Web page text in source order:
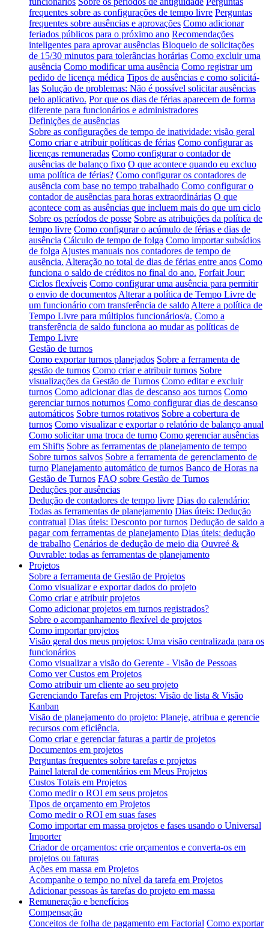
frequentes sobre as configurações de tempo livre Perguntas
frequentes sobre ausências e aprovações Como adicionar
feriados públicos para o próximo ano Recomendações
inteligentes para aprovar ausências Bloqueio de solicitações
de 15/30 minutos para tolerâncias horárias Como excluir uma
ausência Como modificar uma ausência Como registrar um
pedido de licença médica Tipos de ausências e como solicitá-
las Solução de problemas: Não é possível solicitar ausências
pelo aplicativo. Por que os dias de férias aparecem de forma
diferente para funcionários e administradores
Definições de ausências
Sobre as configurações de tempo de inatividade: visão geral
Como criar e atribuir políticas de férias Como configurar as
licenças remuneradas Como configurar o contador de
ausências de balanço fixo O que acontece quando eu excluo
uma política de férias? Como configurar os contadores de
ausência com base no tempo trabalhado Como configurar o
contador de ausências para horas extraordinárias O que
acontece com as ausências que incluem mais do que um ciclo
Sobre os períodos de posse Sobre as atribuições da política de
tempo livre Como configurar o acúmulo de férias e dias de
ausência Cálculo de tempo de folga Como importar subsídios
de folga Ajustes manuais nos contadores de tempo de
ausência. Alteração no total de dias de férias entre anos Como
funciona o saldo de créditos no final do ano. Forfait Jour:
Ciclos flexíveis Como configurar uma ausência para permitir
o envio de documentos Alterar a política de Tempo Livre de
um funcionário com transferência de saldo Altere a política de
Tempo Livre para múltiplos funcionários/a. Como a
transferência de saldo funciona ao mudar as políticas de
Tempo Livre
Gestão de turnos
Como exportar turnos planejados Sobre a ferramenta de
gestão de turnos Como criar e atribuir turnos Sobre
visualizações da Gestão de Turnos Como editar e excluir
turnos Como adicionar dias de descanso aos turnos Como
gerenciar turnos noturnos Como configurar dias de descanso
automáticos Sobre turnos rotativos Sobre a cobertura de
turnos Como visualizar e exportar o relatório de balanço anual
Como solicitar uma troca de turno Como gerenciar ausências
em Shifts Sobre as ferramentas de planejamento de tempo
Sobre turnos salvos Sobre a ferramenta de gerenciamento de
turno Planejamento automático de turnos Banco de Horas na
Gestão de Turnos FAQ sobre Gestão de Turnos
Deduções por ausências
Dedução de contadores de tempo livre Dias do calendário:
Todas as ferramentas de planejamento Dias úteis: Dedução
contratual Dias úteis: Desconto por turnos Dedução de saldo a
pagar com ferramentas de planejamento Dias úteis: dedução
de trabalho Cenários de dedução de meio dia Ouvreé &
Ouvrable: todas as ferramentas de planejamento
Projetos
Sobre a ferramenta de Gestão de Projetos
Como visualizar e exportar dados do projeto
Como criar e atribuir projetos
Como adicionar projetos em turnos registrados?
Sobre o acompanhamento flexível de projetos
Como importar projetos
Visão geral dos meus projetos: Uma visão centralizada para os
funcionários
Como visualizar a visão do Gerente - Visão de Pessoas
Como ver Custos em Projetos
Como atribuir um cliente ao seu projeto
Gerenciando Tarefas em Projetos: Visão de lista & Visão
Kanban
Visão de planejamento do projeto: Planeje, atribua e gerencie
recursos com eficiência.
Como criar e gerenciar faturas a partir de projetos
Documentos em projetos
Perguntas frequentes sobre tarefas e projetos
Painel lateral de comentários em Meus Projetos
Custos Totais em Projetos
Como medir o ROI em seus projetos
Tipos de orçamento em Projetos
Como medir o ROI em suas fases
Como importar em massa projetos e fases usando o Universal
Importer
Criador de orçamentos: crie orçamentos e converta-os em
projetos ou faturas
Ações em massa em Projetos
Acompanhe o tempo no nível da tarefa em Projetos
Adicionar pessoas às tarefas do projeto em massa
Remuneração e benefícios
Compensação
Conceitos de folha de pagamento em Factorial Como exportar